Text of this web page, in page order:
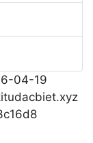
04-19